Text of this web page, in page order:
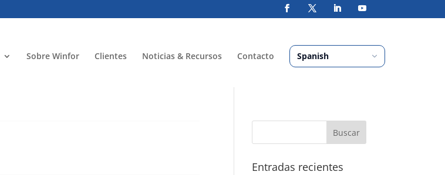
Sobre Winfor Clientes Noticias & Recursos Contacto
Entradas recientes